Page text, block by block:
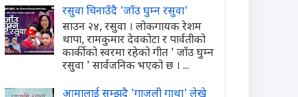
रसुवा चिनाउँदै 'जाँउ घुम्न रसुवा'
साउन २४, रसुवा । लोकगायक रेशम
थापा, रामकुमार देवकोटा र पार्वतीको
कार्कीको स्वरमा रहेको गीत ' जाँउ घुम्न
रसुवा ' सार्वजनिक भएको छ । ...